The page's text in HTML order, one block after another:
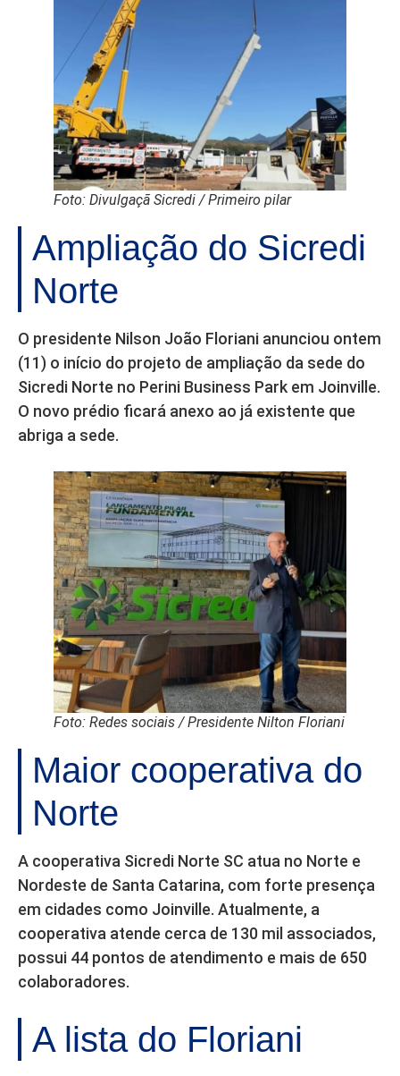
Foto: Divulgaçã Sicredi / Primeiro pilar
Ampliação do Sicredi
Norte
O presidente Nilson João Floriani anunciou ontem
(11) o início do projeto de ampliação da sede do
Sicredi Norte no Perini Business Park em Joinville.
O novo prédio ficará anexo ao já existente que
abriga a sede.
Foto: Redes sociais / Presidente Nilton Floriani
Maior cooperativa do
Norte
A cooperativa Sicredi Norte SC atua no Norte e
Nordeste de Santa Catarina, com forte presença
em cidades como Joinville. Atualmente, a
cooperativa atende cerca de 130 mil associados,
possui 44 pontos de atendimento e mais de 650
colaboradores.
A lista do Floriani